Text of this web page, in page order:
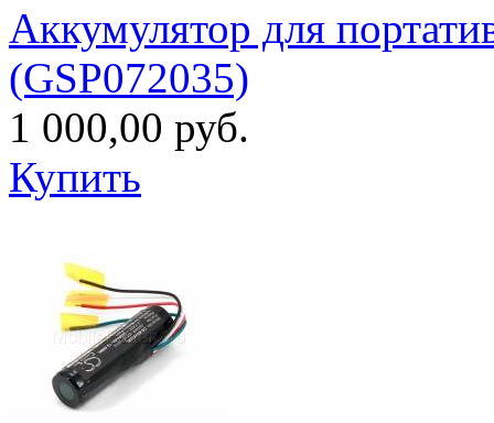
Аккумулятор для
(GSP072035)
1 000,00 руб.
Купить